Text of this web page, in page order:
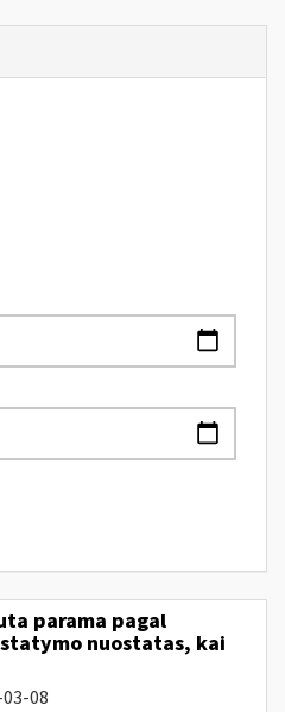
parama pagal
nuostatas, kai
08